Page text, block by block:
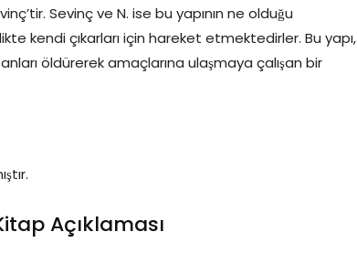
Sevinç ve N. ise bu yapının ne olduğu
kendi çıkarları için hareket etmektedirler. Bu yapı,
öldürerek amaçlarına ulaşmaya çalışan bir
Açıklaması